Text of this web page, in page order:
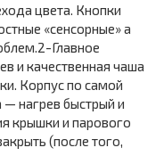
цвета. Кнопки
«сенсорные» а
Главное
и качественная чаша
Корпус по самой
— нагрев быстрый и
крышки и парового
(после того,